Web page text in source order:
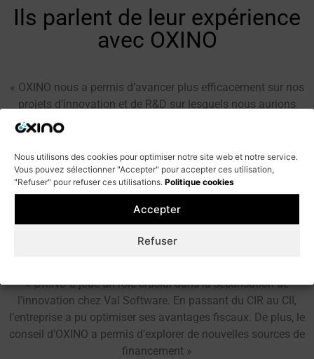
Nous utilisons des cookies pour optimiser notre site web et notre service.
Vous pouvez sélectionner "Accepter" pour accepter ces utilisation,
"Refuser" pour refuser ces utilisations. Politique cookies
Accepter
Refuser
Ils parlent de leur expérience
avec OXINO
« OXINO nous a permis d’avancer plus efficacement sur nos
projets d’innovation et de R&D sur lesquels nous aurions
peut-être perdu des mois, voire des années par manque de
Julien DANJOU
« OXINO a joué un rôle crucial dans la sécurisation de
l’innovation chez Val Software. En passant du CIR au CII,
l’entreprise a pu optimiser ses avantages fiscaux. De plus, le
conseil d’OXINO a permis d’explorer de nouvelles sources de
financement »